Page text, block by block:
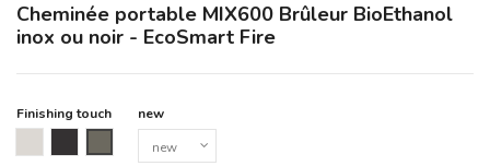
Cheminée portable MIX600 Brûleur BioEthanol
inox ou noir - EcoSmart Fire
Finishing touch
new